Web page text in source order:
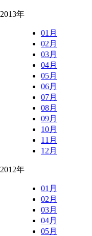
2013年
01月
02月
03月
04月
05月
06月
07月
08月
09月
10月
11月
12月
2012年
01月
02月
03月
04月
05月